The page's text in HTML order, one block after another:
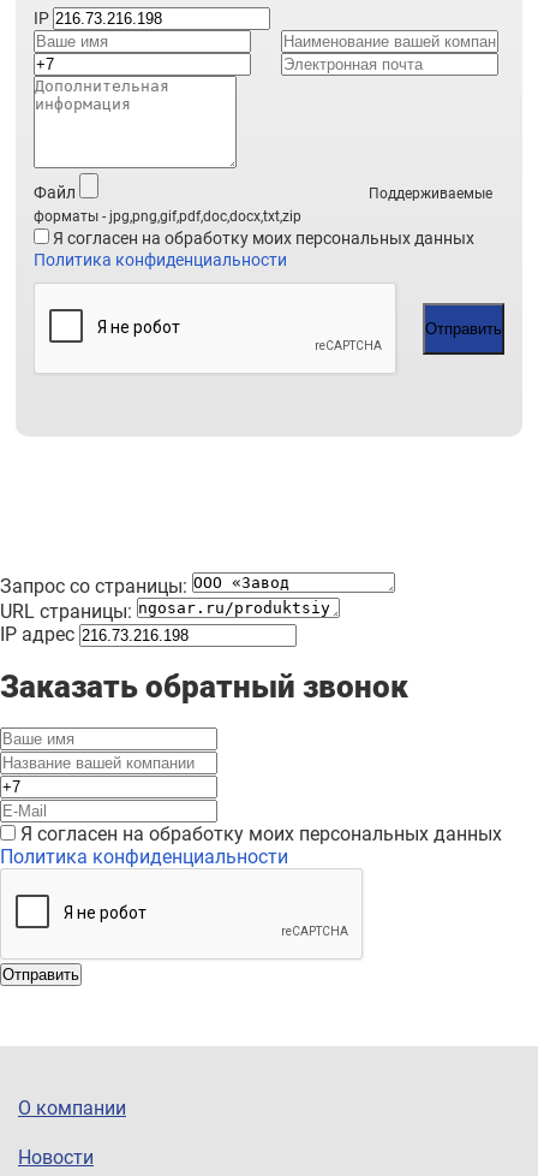
IP
Файл
Поддерживаемые
форматы - jpg,png,gif,pdf,doc,docx,txt,zip
Я согласен на обработку моих персональных данных
Политика конфиденциальности
Отправить
Запрос со страницы:
URL страницы:
IP адрес
Заказать обратный звонок
Я согласен на обработку моих персональных данных
Политика конфиденциальности
Отправить
О компании
Новости